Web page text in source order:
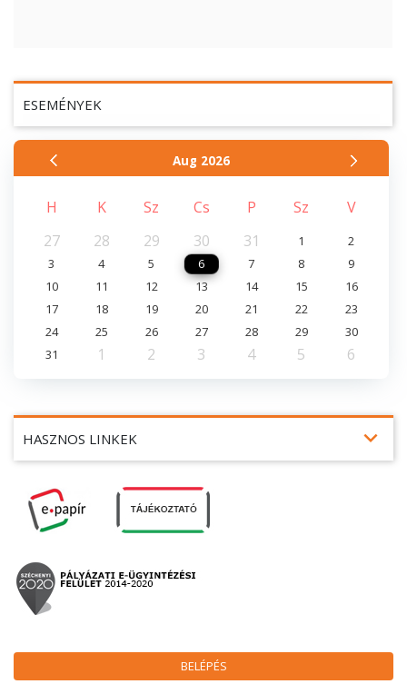
BELÉPÉS
HASZNOS LINKEK expand_more
ESEMÉNYEK
Aug 2026
H K Sz Cs P Sz
V
27
28 29 30 31 1
2
3
4 5 6 7 8
9
10
11 12 13 14 15
16
17
18 19 20 21 22
23
24
25 26 27 28 29
30
31
1 2 3 4 5 6